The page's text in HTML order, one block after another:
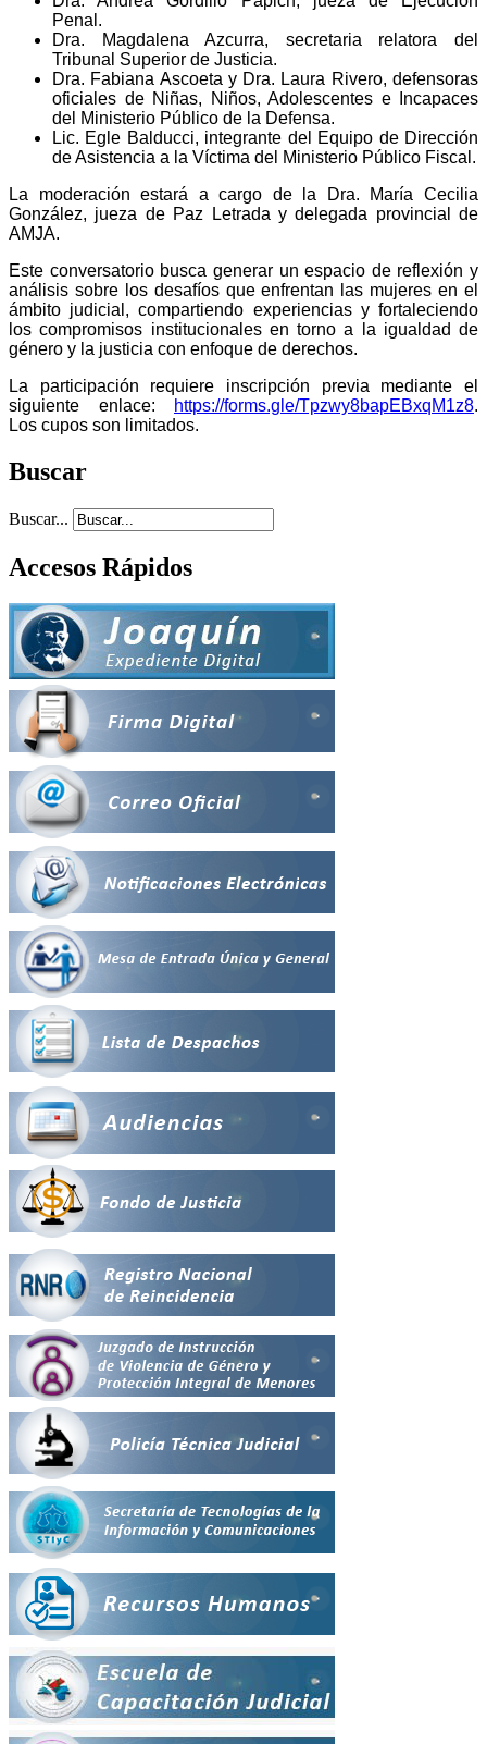
Penal.
Dra. Magdalena Azcurra, secretaria relatora del
Tribunal Superior de Justicia.
Dra. Fabiana Ascoeta y Dra. Laura Rivero, defensoras
oficiales de Niñas, Niños, Adolescentes e Incapaces
del Ministerio Público de la Defensa.
Lic. Egle Balducci, integrante del Equipo de Dirección
de Asistencia a la Víctima del Ministerio Público Fiscal.
La moderación estará a cargo de la Dra. María Cecilia
González, jueza de Paz Letrada y delegada provincial de
AMJA.
Este conversatorio busca generar un espacio de reflexión y
análisis sobre los desafíos que enfrentan las mujeres en el
ámbito judicial, compartiendo experiencias y fortaleciendo
los compromisos institucionales en torno a la igualdad de
género y la justicia con enfoque de derechos.
La participación requiere inscripción previa mediante el
siguiente enlace:
https://forms.gle/Tpzwy8bapEBxqM1z8.
Los cupos son limitados.
Buscar
Buscar...
Accesos Rápidos